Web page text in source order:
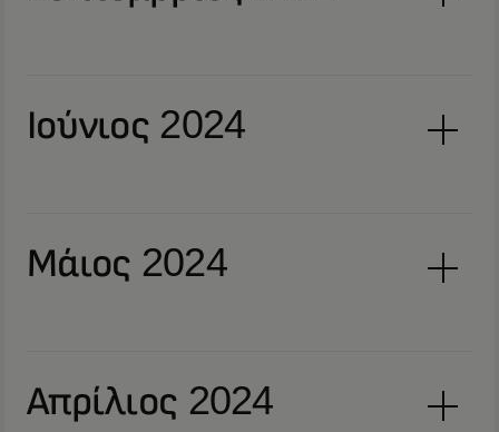
Ιούνιος 2024
Μάιος 2024
Απρίλιος 2024